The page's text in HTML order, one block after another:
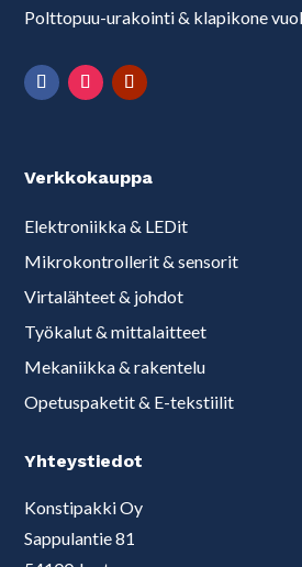
Polttopuu-urakointi & klapikone
Verkkokauppa
Elektroniikka & LEDit
Mikrokontrollerit & sensorit
Virtalähteet & johdot
Työkalut & mittalaitteet
Mekaniikka & rakentelu
Opetuspaketit & E-tekstiilit
Yhteystiedot
Konstipakki Oy
Sappulantie 81